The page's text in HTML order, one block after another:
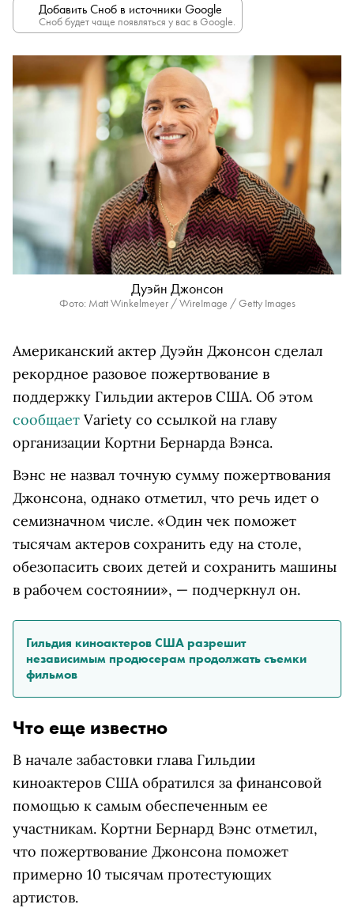
Добавить Сноб в источники Google
Сноб будет чаще появляться у вас в Google.
Дуэйн Джонсон
Фото: Matt Winkelmeyer / WireImage / Getty Images
Американский актер Дуэйн Джонсон сделал
рекордное разовое пожертвование в
поддержку Гильдии актеров США. Об этом
сообщает Variety со ссылкой на главу
организации Кортни Бернарда Вэнса.
Вэнс не назвал точную сумму пожертвования
Джонсона, однако отметил, что речь идет о
семизначном числе. «Один чек поможет
тысячам актеров сохранить еду на столе,
обезопасить своих детей и сохранить машины
в рабочем состоянии», — подчеркнул он.
Гильдия киноактеров США разрешит
независимым продюсерам продолжать съемки
фильмов
Что еще известно
В начале забастовки глава Гильдии
киноактеров США обратился за финансовой
помощью к самым обеспеченным ее
участникам. Кортни Бернард Вэнс отметил,
что пожертвование Джонсона поможет
примерно 10 тысячам протестующих
артистов.